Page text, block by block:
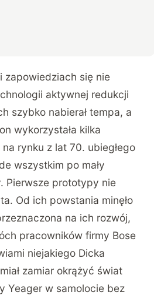
zapowiedziach się nie
aktywnej redukcji
szybko nabierał tempa, a
wykorzystała kilka
rynku z lat 70. ubiegłego
wszystkim po mały
Pierwsze prototypy nie
Od ich powstania minęło
na ich rozwój,
pracowników firmy Bose
niejakiego Dicka
zamiar okrążyć świat
Yeager w samolocie bez